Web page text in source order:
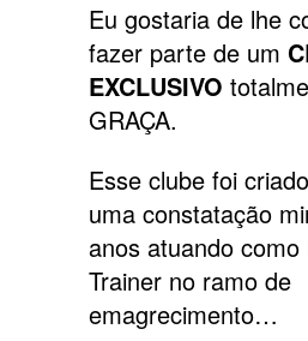
Eu gostaria de lhe
fazer parte de um
EXCLUSIVO
GRAÇA.
Esse clube foi
uma constatação
anos atuando como
Trainer no ramo de
emagrecimento…